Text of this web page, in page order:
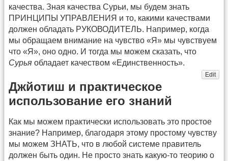
качества. Зная качества Сурьи, мы будем знать
ПРИНЦИПЫ УПРАВЛЕНИЯ и то, какими качествами
должен обладать РУКОВОДИТЕЛЬ. Например, когда
мы обращаем внимание на чувство «Я» мы чувствуем
что «Я», оно одно. И тогда мы можем сказать, что
Сурья обладает качеством «Единственность».
Edit
Джйотиш и практическое
использование его знаний
Как мы можем практически использовать это простое
знание? Например, благодаря этому простому чувству
мы можем ЗНАТЬ, что в любой системе правитель
должен быть один. Не просто знать какую-то теорию о